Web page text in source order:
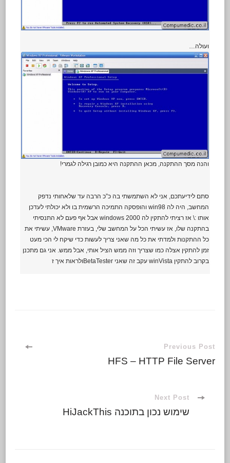
ועולה…
והנה מסך ההתקנה, מכאן ההתקנה היא כמובן רגילה לגמרי!
סתם לידיעתכם, אני לא השתמשתי בה כ”כ הרבה עד שלאחותי נדפק
המחשב, היה לה win98 והופסקה התמיכה הרשמית בו ולא יכולתי לעדכן
אותו :\ אז רציתי להתקין לה windows 2000 אבל אף פעם לא התנסיתי
בהתקנה שלו, אז עשיתי הכל על המחשב שלי, בעזרת VMware, עשיתי את
כל ההתקנות ולמדתי את כל מה שאני צריך לעשות כדי שיקח לי הכי מעט
זמן להתקין אצלה כמו שצריך וזה ממש הציל אותי, אבל ממש. אני גם מתכנן
בקרוב להתקין winVista עקב זה שאני BetaTesterולראות איך ז
Previous Post
HFS – HTTP File Server
Next Post
שימוש נכון בתוכנה HiJackThis